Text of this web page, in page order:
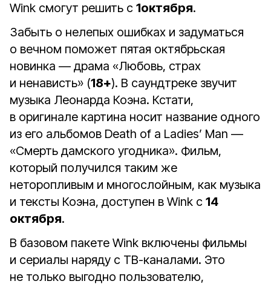
Wink смогут решить с 1октября.
Забыть о нелепых ошибках и задуматься
о вечном поможет пятая октябрьская
новинка — драма «Любовь, страх
и ненависть» (18+). В саундтреке звучит
музыка Леонарда Коэна. Кстати,
в оригинале картина носит название одного
из его альбомов Death of a Ladies’ Man —
«Смерть дамского угодника». Фильм,
который получился таким же
неторопливым и многослойным, как музыка
и тексты Коэна, доступен в Wink с 14
октября.
В базовом пакете Wink включены фильмы
и сериалы наряду с ТВ-каналами. Это
не только выгодно пользователю,